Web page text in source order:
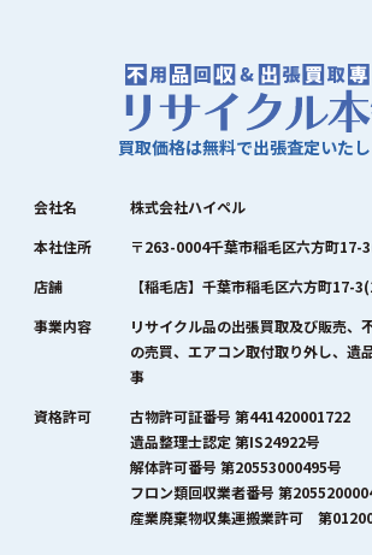
買取価格は無料で出張査定いたし
会社名
株式会社ハイペル
本社住所
〒263-0004千葉市稲毛区六方町17-
店舗
【稲毛店】千葉市稲毛区六方町17-
事業内容
リサイクル品の出張買取及び販売、
の売買、エアコン取付取り外し、遺
事
資格許可
古物許可証番号 第441420001722
遺品整理士認定 第IS24922号
解体許可番号 第20553000495号
フロン類回収業者番号 第
産業廃棄物収集運搬業許可 第